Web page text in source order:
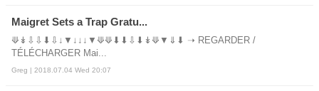
Maigret Sets a Trap Gratu...
⟱↡⇩⇩⬇⇩↓▼↓↓↓▼⟱⟱⬇⬇⇩⬇↡⟱▼⇓⬇ ➝ REGARDER /
TÉLÉCHARGER Mai...
Greg | 2018.07.04 Wed 20:07